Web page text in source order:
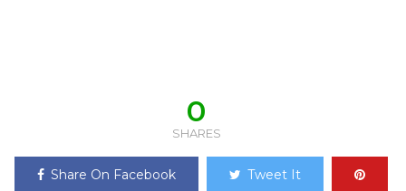
0
SHARES
Share On Facebook Tweet It